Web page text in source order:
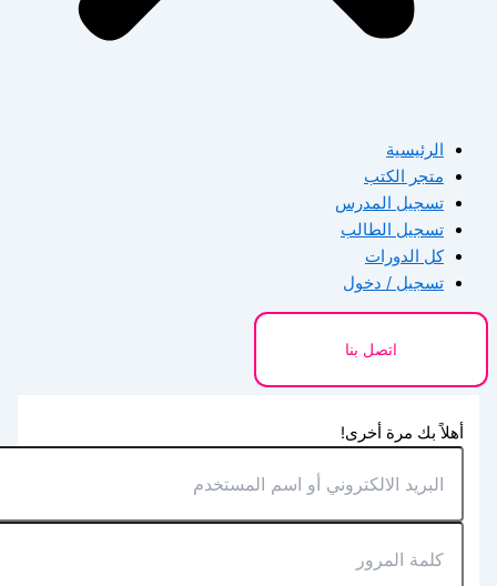
الرئيسية
متجر الكتب
تسجيل المدرس
تسجيل الطالب
كل الدورات
تسجيل / دخول
اتصل بنا
أهلاً بك مرة أخرى!